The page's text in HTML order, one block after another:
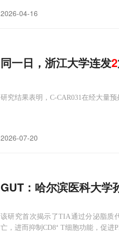
2026-04-16
同一日，浙江大学连发2
研究结果表明，C-CAR031在经大量
2026-07-20
GUT：哈尔滨医科大学
该研究首次揭示了TIA通过分泌脂质
亡，进而抑制CD8⁺ T细胞功能，促进